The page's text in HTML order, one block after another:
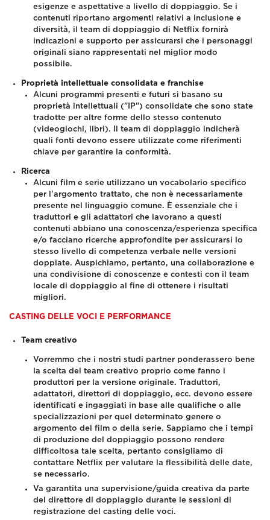
esigenze e aspettative a livello di doppiaggio. Se i
contenuti riportano argomenti relativi a inclusione e
diversità, il team di doppiaggio di Netflix fornirà
indicazioni e supporto per assicurarsi che i personaggi
originali siano rappresentati nel miglior modo
possibile.
Proprietà intellettuale consolidata e franchise
Alcuni programmi presenti e futuri si basano su
proprietà intellettuali ("IP") consolidate che sono state
tradotte per altre forme dello stesso contenuto
(videogiochi, libri). Il team di doppiaggio indicherà
quali fonti devono essere utilizzate come riferimenti
chiave per garantire la conformità.
Ricerca
Alcuni film e serie utilizzano un vocabolario specifico
per l'argomento trattato, che non è necessariamente
presente nel linguaggio comune. È essenziale che i
traduttori e gli adattatori che lavorano a questi
contenuti abbiano una conoscenza/esperienza specifica
e/o facciano ricerche approfondite per assicurarsi lo
stesso livello di competenza verbale nelle versioni
doppiate. Auspichiamo, pertanto, una collaborazione e
una condivisione di conoscenze e contesti con il team
locale di doppiaggio al fine di ottenere i risultati
migliori.
CASTING DELLE VOCI E PERFORMANCE
Team creativo
Vorremmo che i nostri studi partner ponderassero bene
la scelta del team creativo proprio come fanno i
produttori per la versione originale. Traduttori,
adattatori, direttori di doppiaggio, ecc. devono essere
identificati e ingaggiati in base alle qualifiche o alle
specializzazioni per quel determinato genere o
argomento del film o della serie. Sappiamo che i tempi
di produzione del doppiaggio possono rendere
difficoltosa tale scelta, pertanto consigliamo di
contattare Netflix per valutare la flessibilità delle date,
se necessario.
Va garantita una supervisione/guida creativa da parte
del direttore di doppiaggio durante le sessioni di
registrazione del casting delle voci.